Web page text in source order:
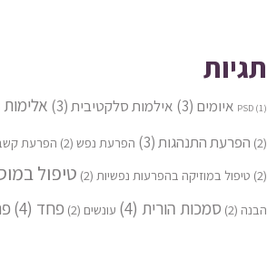
תגיות
PSD (1) איומים (3) אילמות סלקטיבית(3) אלימות
(2) הפרעת התנהגות(3) הפרעת נפש (2) הפרעת
(2)
טיפול במוזיקה בהפרעות נפשיות (2) טיפול
הבנה (2) סמכות הורית (4) עונשים (2) פחד (4)